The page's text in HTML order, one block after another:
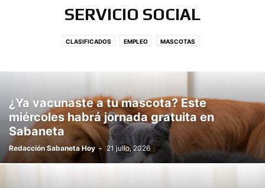
SERVICIO SOCIAL
CLASIFICADOS EMPLEO MASCOTAS
¿Ya vacunaste a tu mascota? Este
miércoles habrá jornada gratuita en
Sabaneta
Redacción Sabaneta Hoy - 21 julio, 2026